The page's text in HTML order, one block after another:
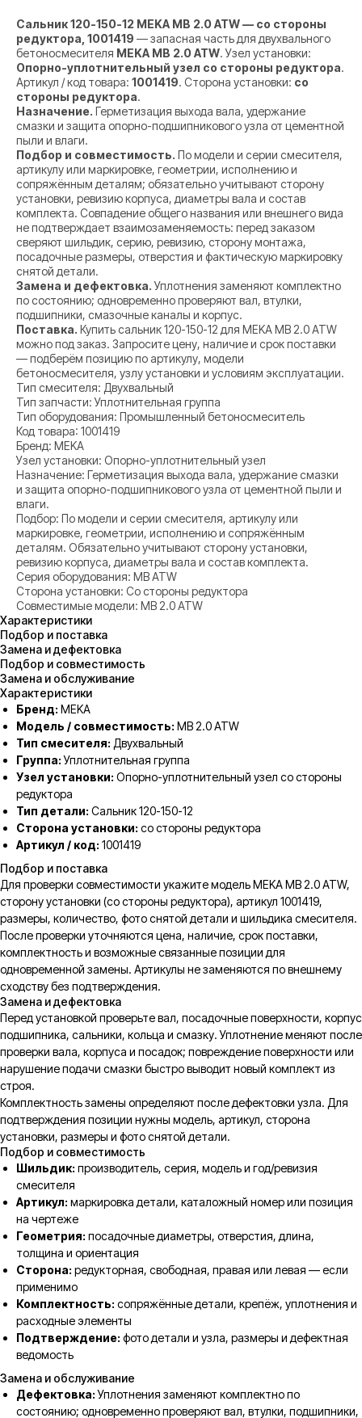
Сальник 120-150-12 MEKA MB 2.0 ATW — со стороны
редуктора, 1001419 — запасная часть для двухвального
бетоносмесителя MEKA MB 2.0 ATW. Узел установки:
Опорно-уплотнительный узел со стороны редуктора.
Артикул / код товара: 1001419. Сторона установки: со
стороны редуктора.
Назначение. Герметизация выхода вала, удержание
смазки и защита опорно-подшипникового узла от цементной
пыли и влаги.
Подбор и совместимость. По модели и серии смесителя,
артикулу или маркировке, геометрии, исполнению и
сопряжённым деталям; обязательно учитывают сторону
установки, ревизию корпуса, диаметры вала и состав
комплекта. Совпадение общего названия или внешнего вида
не подтверждает взаимозаменяемость: перед заказом
сверяют шильдик, серию, ревизию, сторону монтажа,
посадочные размеры, отверстия и фактическую маркировку
снятой детали.
Замена и дефектовка.Уплотнения заменяют комплектно
по состоянию; одновременно проверяют вал, втулки,
подшипники, смазочные каналы и корпус.
Поставка. Купить сальник 120-150-12 для MEKA MB 2.0 ATW
можно под заказ. Запросите цену, наличие и срок поставки
— подберём позицию по артикулу, модели
бетоносмесителя, узлу установки и условиям эксплуатации.
Тип смесителя: Двухвальный
Тип запчасти: Уплотнительная группа
Тип оборудования: Промышленный бетоносмеситель
Код товара: 1001419
Бренд: MEKA
Узел установки: Опорно-уплотнительный узел
Назначение: Герметизация выхода вала, удержание смазки
и защита опорно-подшипникового узла от цементной пыли и
влаги.
Подбор: По модели и серии смесителя, артикулу или
маркировке, геометрии, исполнению и сопряжённым
деталям. Обязательно учитывают сторону установки,
ревизию корпуса, диаметры вала и состав комплекта.
Серия оборудования: MB ATW
Сторона установки: Со стороны редуктора
Совместимые модели: MB 2.0 ATW
Характеристики
Подбор и поставка
Замена и дефектовка
Подбор и совместимость
Замена и обслуживание
Характеристики
Бренд: MEKA
Модель / совместимость: MB 2.0 ATW
Тип смесителя: Двухвальный
Группа:Уплотнительная группа
Узел установки: Опорно-уплотнительный узел со стороны
редуктора
Тип детали: Сальник 120-150-12
Сторона установки: со стороны редуктора
Артикул / код: 1001419
Подбор и поставка
Для проверки совместимости укажите модель MEKA MB 2.0 ATW,
сторону установки (со стороны редуктора), артикул 1001419,
размеры, количество, фото снятой детали и шильдика смесителя.
После проверки уточняются цена, наличие, срок поставки,
комплектность и возможные связанные позиции для
одновременной замены. Артикулы не заменяются по внешнему
сходству без подтверждения.
Замена и дефектовка
Перед установкой проверьте вал, посадочные поверхности, корпус
подшипника, сальники, кольца и смазку. Уплотнение меняют после
проверки вала, корпуса и посадок; повреждение поверхности или
нарушение подачи смазки быстро выводит новый комплект из
строя.
Комплектность замены определяют после дефектовки узла. Для
подтверждения позиции нужны модель, артикул, сторона
установки, размеры и фото снятой детали.
Подбор и совместимость
Шильдик: производитель, серия, модель и год/ревизия
смесителя
Артикул: маркировка детали, каталожный номер или позиция
на чертеже
Геометрия: посадочные диаметры, отверстия, длина,
толщина и ориентация
Сторона: редукторная, свободная, правая или левая — если
применимо
Комплектность: сопряжённые детали, крепёж, уплотнения и
расходные элементы
Подтверждение: фото детали и узла, размеры и дефектная
ведомость
Замена и обслуживание
Дефектовка:Уплотнения заменяют комплектно по
состоянию; одновременно проверяют вал, втулки, подшипники,